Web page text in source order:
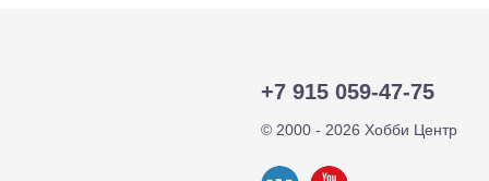
+7 915 059-47-75
© 2000 - 2026 Хобби Центр